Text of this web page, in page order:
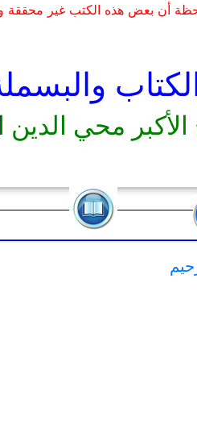
أن بعض هذه الكتب غير
محي الدين